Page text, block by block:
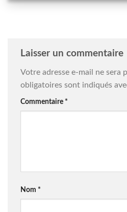
Laisser un commentaire
Votre adresse e-mail ne sera
obligatoires sont indiqués
Commentaire *
Nom *